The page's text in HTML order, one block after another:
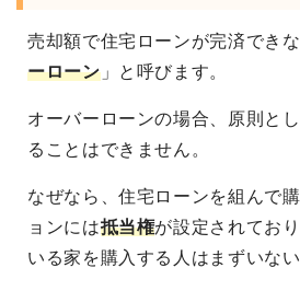
売却額で住宅ローンが完済できな
ーローン」と呼びます。
オーバーローンの場合、原則と
ることはできません。
なぜなら、住宅ローンを組んで
ョンには抵当権が設定されてお
いる家を購入する人はまずいない